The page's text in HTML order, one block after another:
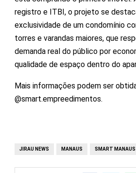
registro e ITBI, o projeto se
exclusividade de um condomínio
torres e varandas maiores, que
demanda real do público por
qualidade de espaço dentro do
Mais informações podem ser
@smart.empreedimentos.
JIRAU NEWS MANAUS SMART MANAUS